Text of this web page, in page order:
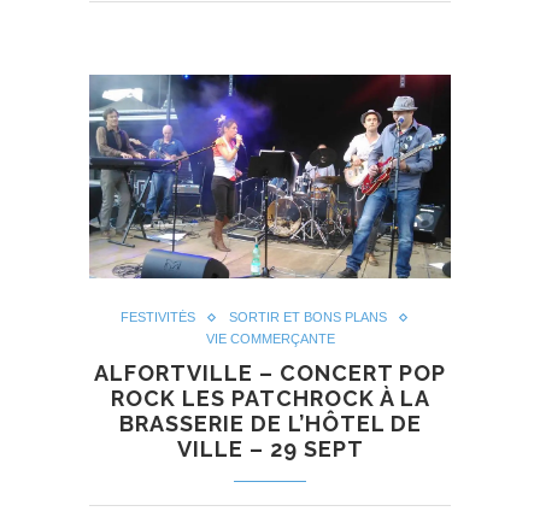
FESTIVITÉS
SORTIR ET BONS PLANS
VIE COMMERÇANTE
ALFORTVILLE – CONCERT POP
ROCK LES PATCHROCK À LA
BRASSERIE DE L’HÔTEL DE
VILLE – 29 SEPT